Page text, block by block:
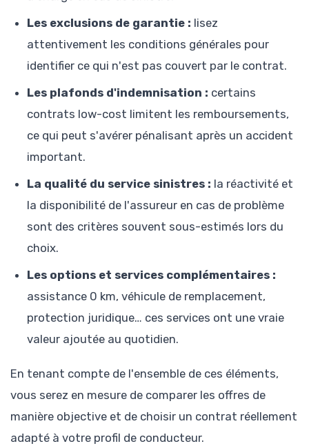
Les exclusions de garantie : lisez
attentivement les conditions générales pour
identifier ce qui n'est pas couvert par le contrat.
Les plafonds d'indemnisation : certains
contrats low-cost limitent les remboursements,
ce qui peut s'avérer pénalisant après un accident
important.
La qualité du service sinistres : la réactivité et
la disponibilité de l'assureur en cas de problème
sont des critères souvent sous-estimés lors du
choix.
Les options et services complémentaires :
assistance 0 km, véhicule de remplacement,
protection juridique… ces services ont une vraie
valeur ajoutée au quotidien.
En tenant compte de l'ensemble de ces éléments,
vous serez en mesure de comparer les offres de
manière objective et de choisir un contrat réellement
adapté à votre profil de conducteur.